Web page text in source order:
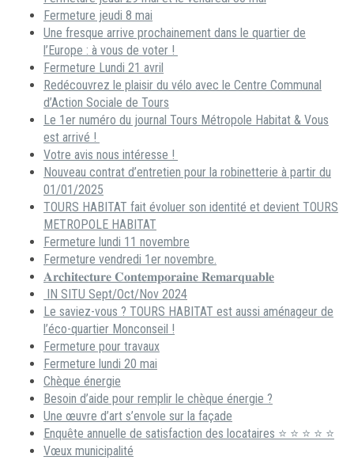
Fermeture jeudi 8 mai
Une fresque arrive prochainement dans le quartier de
l’Europe : à vous de voter !
Fermeture Lundi 21 avril
Redécouvrez le plaisir du vélo avec le Centre Communal
d’Action Sociale de Tours
Le 1er numéro du journal Tours Métropole Habitat & Vous
est arrivé !
Votre avis nous intéresse !
Nouveau contrat d’entretien pour la robinetterie à partir du
01/01/2025
TOURS HABITAT fait évoluer son identité et devient TOURS
METROPOLE HABITAT
Fermeture lundi 11 novembre
Fermeture vendredi 1er novembre.
𝐀𝐫𝐜𝐡𝐢𝐭𝐞𝐜𝐭𝐮𝐫𝐞 𝐂𝐨𝐧𝐭𝐞𝐦𝐩𝐨𝐫𝐚𝐢𝐧𝐞 𝐑𝐞𝐦𝐚𝐫𝐪𝐮𝐚𝐛𝐥𝐞
IN SITU Sept/Oct/Nov 2024
Le saviez-vous ? TOURS HABITAT est aussi aménageur de
l’éco-quartier Monconseil !
Fermeture pour travaux
Fermeture lundi 20 mai
Chèque énergie
Besoin d’aide pour remplir le chèque énergie ?
Une œuvre d’art s’envole sur la façade
Enquête annuelle de satisfaction des locataires ⭐ ⭐ ⭐ ⭐ ⭐
Vœux municipalité